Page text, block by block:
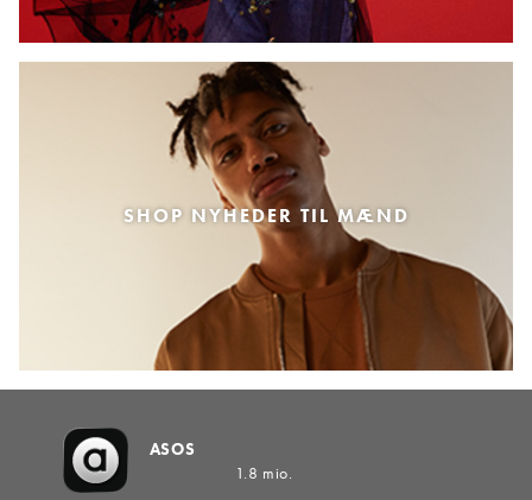
SHOP NYHEDER TIL MÆND
ASOS
1.8 mio.